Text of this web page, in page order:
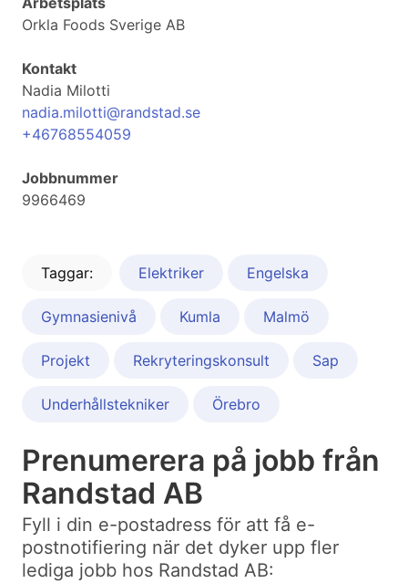
Orkla Foods Sverige AB
Kontakt
Nadia Milotti
nadia.milotti@randstad.se
+46768554059
Jobbnummer
9966469
Taggar: Elektriker Engelska
Gymnasienivå Kumla Malmö
Projekt Rekryteringskonsult Sap
Underhållstekniker Örebro
Prenumerera på jobb från
Randstad AB
Fyll i din e-postadress för att få e-
postnotifiering när det dyker upp fler
lediga jobb hos Randstad AB: